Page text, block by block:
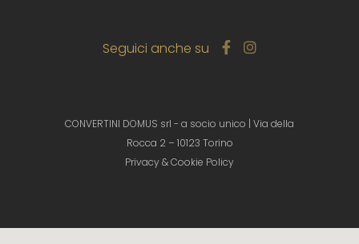
Seguici anche su
CONVERTINI DOMUS srl - a socio unico | Via della
Rocca 2 – 10123 Torino
Privacy & Cookie Policy